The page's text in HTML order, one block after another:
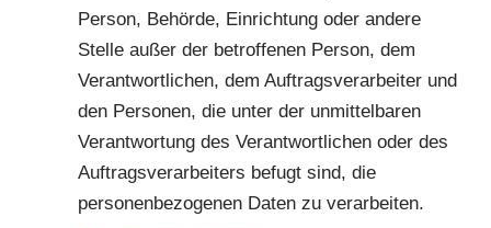
Person, Behörde, Einrichtung oder andere
Stelle außer der betroffenen Person, dem
Verantwortlichen, dem Auftragsverarbeiter und
den Personen, die unter der unmittelbaren
Verantwortung des Verantwortlichen oder des
Auftragsverarbeiters befugt sind, die
personenbezogenen Daten zu verarbeiten.